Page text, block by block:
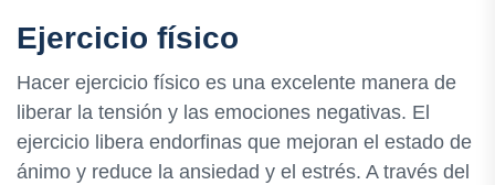
Ejercicio físico
Hacer ejercicio físico es una excelente manera de
liberar la tensión y las emociones negativas. El
ejercicio libera endorfinas que mejoran el estado de
ánimo y reduce la ansiedad y el estrés. A través del